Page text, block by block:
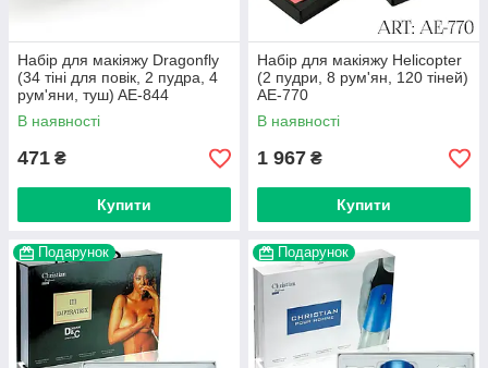
Набір для макіяжу Dragonfly
(34 тіні для повік, 2 пудра, 4
рум'яни, туш) AE-844
В наявності
471 ₴
Купити
Набір для макіяжу Helicopter
(2 пудри, 8 рум'ян, 120 тіней)
AE-770
В наявності
1 967 ₴
Купити
Подарунок Подарунок